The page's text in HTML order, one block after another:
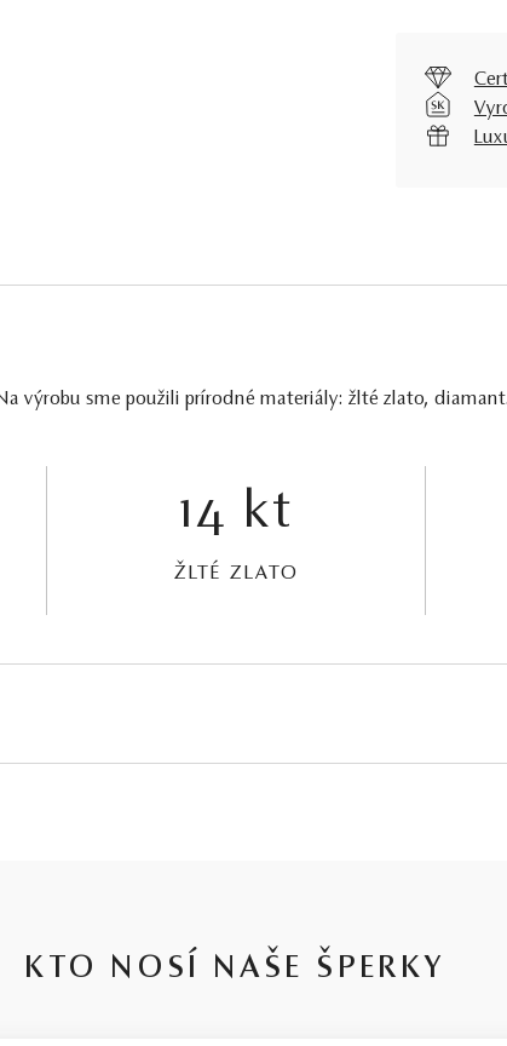
výrobu sme použili prírodné materiály: žlté zlato,
14 kt
ŽLTÉ ZLATO
KTO NOSÍ NAŠE ŠPERKY